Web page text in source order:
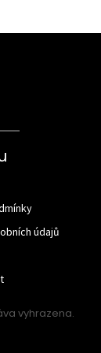
údajů
vyhrazena.